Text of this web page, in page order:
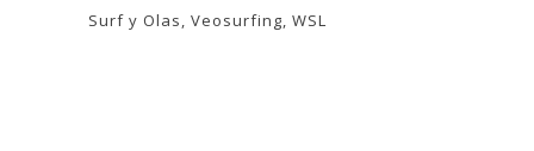
Surf y Olas Veosurfing WSL